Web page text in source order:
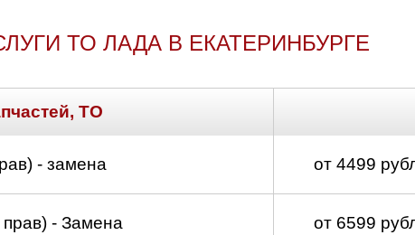
ТО ЛАДА В ЕКАТЕРИНБУРГЕ
ТО
- замена от 4499
- Замена от 6599